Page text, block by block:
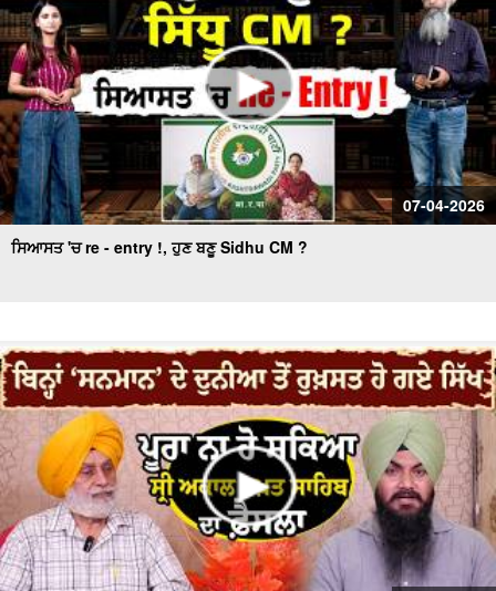
07-04-2026
ਸਿਆਸਤ 'ਚ re - entry !, ਹੁਣ ਬਣੂ Sidhu CM ?